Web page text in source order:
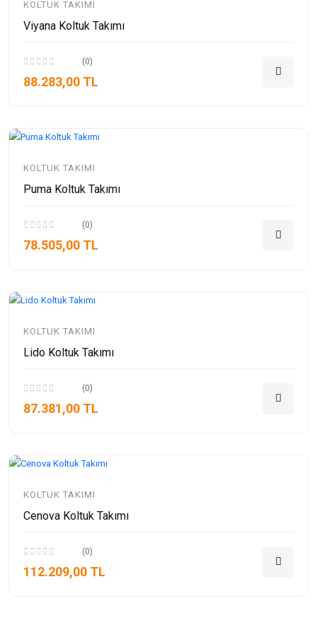
KOLTUK TAKIMI
Viyana Koltuk Takımı
(0)
88.283,00 TL
KOLTUK TAKIMI
Puma Koltuk Takımı
(0)
78.505,00 TL
KOLTUK TAKIMI
Lido Koltuk Takımı
(0)
87.381,00 TL
KOLTUK TAKIMI
Cenova Koltuk Takımı
(0)
112.209,00 TL